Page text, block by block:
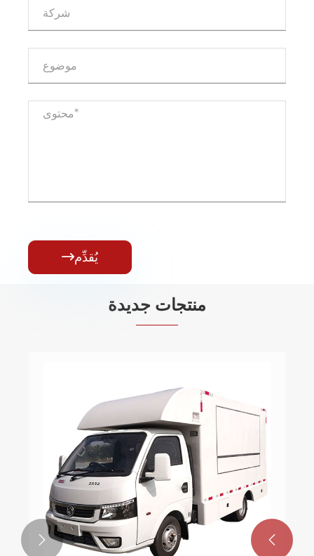
يُقدِّم
منتجات جديدة

